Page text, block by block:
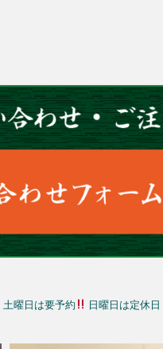
土曜日は要予約 日曜日は定休日